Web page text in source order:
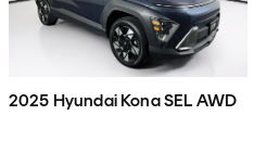
2025 Hyundai Kona SEL AWD